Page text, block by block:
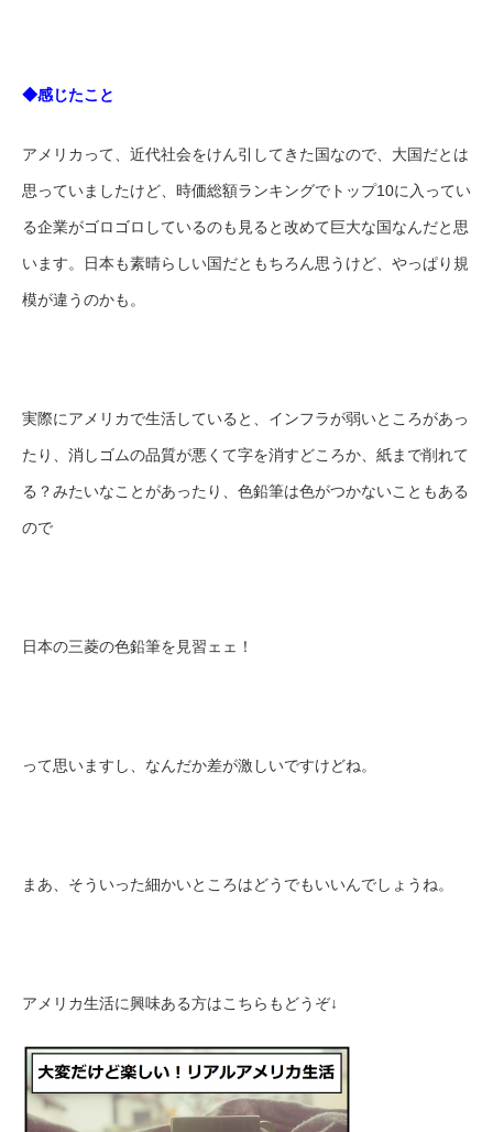
◆感じたこと
アメリカって、近代社会をけん引してきた国なので、大国だとは
思っていましたけど、時価総額ランキングでトップ10に入ってい
る企業がゴロゴロしているのも見ると改めて巨大な国なんだと思
います。日本も素晴らしい国だともちろん思うけど、やっぱり規
模が違うのかも。
実際にアメリカで生活していると、インフラが弱いところがあっ
たり、消しゴムの品質が悪くて字を消すどころか、紙まで削れて
る？みたいなことがあったり、色鉛筆は色がつかないこともある
ので
日本の三菱の色鉛筆を見習ェェ！
って思いますし、なんだか差が激しいですけどね。
まあ、そういった細かいところはどうでもいいんでしょうね。
アメリカ生活に興味ある方はこちらもどうぞ↓